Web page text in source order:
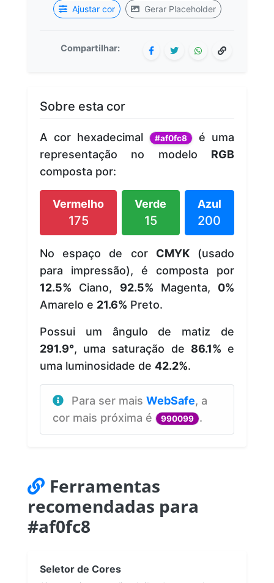
Ajustar cor Gerar Placeholder
Compartilhar:
Sobre esta cor
A cor hexadecimal #af0fc8
é uma
representação no modelo RGB
composta por:
Vermelho
175
Verde
15
Azul
200
No espaço de cor CMYK(usado
para impressão), é composta por
12.5% Ciano, 92.5% Magenta, 0%
Amarelo e 21.6% Preto.
Possui um ângulo de matiz de
291.9°, uma saturação de 86.1% e
uma luminosidade de 42.2%.
Para ser mais WebSafe, a
cor mais próxima é
990099 .
Ferramentas
recomendadas para
#af0fc8
Seletor de Cores